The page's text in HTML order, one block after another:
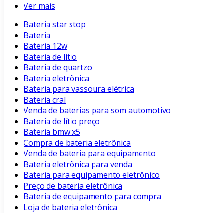
Ver mais
Bateria star stop
Bateria
Bateria 12w
Bateria de lítio
Bateria de quartzo
Bateria eletrônica
Bateria para vassoura elétrica
Bateria cral
Venda de baterias para som automotivo
Bateria de lítio preço
Bateria bmw x5
Compra de bateria eletrônica
Venda de bateria para equipamento
Bateria eletrônica para venda
Bateria para equipamento eletrônico
Preço de bateria eletrônica
Bateria de equipamento para compra
Loja de bateria eletrônica